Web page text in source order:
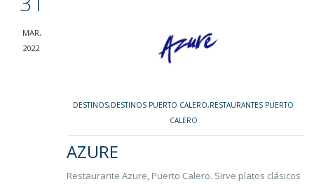
MAR,
2022
DESTINOS,DESTINOS PUERTO CALERO,RESTAURANTES PUERTO
CALERO
AZURE
Restaurante Azure, Puerto Calero. Sirve platos clásicos